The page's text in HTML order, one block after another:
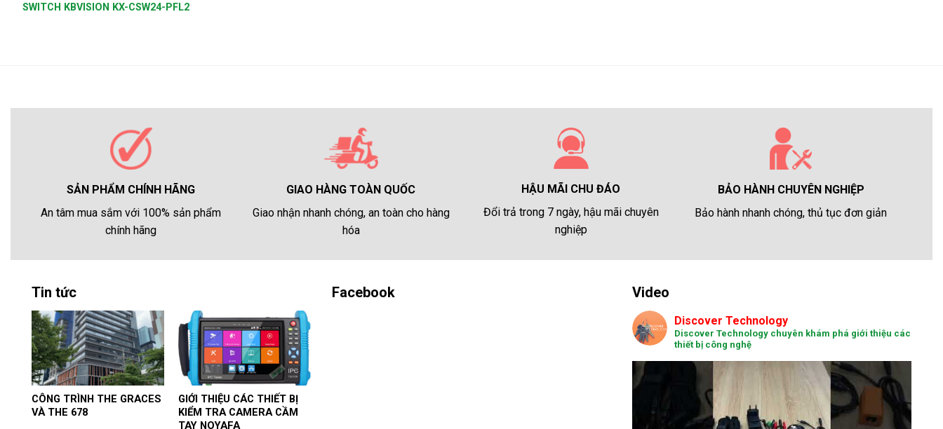
SWITCH KBVISION KX-CSW24-PFL2
SẢN PHẨM CHÍNH HÃNG
An tâm mua sắm với 100% sản phẩm
chính hãng
GIAO HÀNG TOÀN QUỐC
Giao nhận nhanh chóng, an toàn cho hàng
hóa
HẬU MÃI CHU ĐÁO
Đổi trả trong 7 ngày, hậu mãi chuyên
nghiệp
BẢO HÀNH CHUYÊN NGHIỆP
Bảo hành nhanh chóng, thủ tục đơn giản
Tin tức
CÔNG TRÌNH THE GRACES
VÀ THE 678
GIỚI THIỆU CÁC THIẾT BỊ
KIỂM TRA CAMERA CẦM
TAY NOYAFA
Facebook Video
Discover Technology
Discover Technology chuyên khám phá giới thiệu các
thiết bị công nghệ